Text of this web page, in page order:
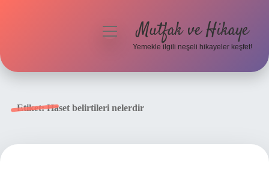
menüyüMutfak ve Hikaye
Yemekle ilgili neşeli hikayeler keşfet!
Etiket:Haset belirtileri nelerdir